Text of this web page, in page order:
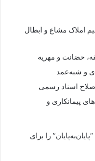
املاک مشاع و ابطال
حضانت و مهریه
و شبه‌عمد
اسناد رسمی
پیمانکاری و
را برای